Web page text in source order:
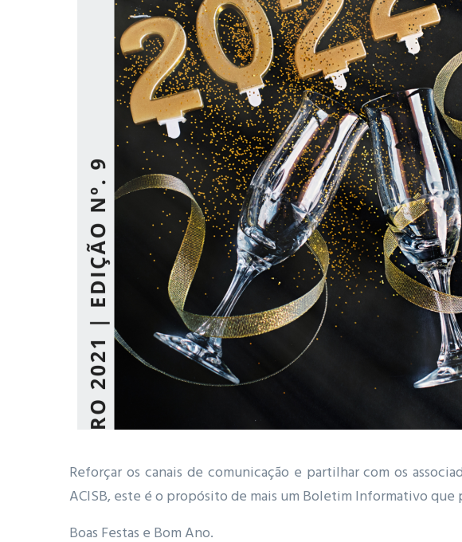
Reforçar os canais de comunicação e partilhar com os
ACISB, este é o propósito de mais um Boletim Informativo que
Boas Festas e Bom Ano.